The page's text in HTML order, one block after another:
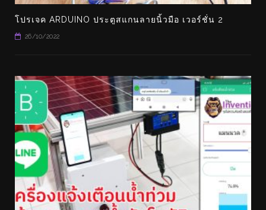
โปรเจค ARDUINO ประตูสแกนลายนิ้วมือ เวอร์ชั่น 2
26/10/2022
นอดีตจากยุคต้นกำเนิดรถยนต์ไฟฟ้า
อกว่า 140 ปี สู่ รถพลังงานแสง
ของโลก “LIGHTYEAR O”